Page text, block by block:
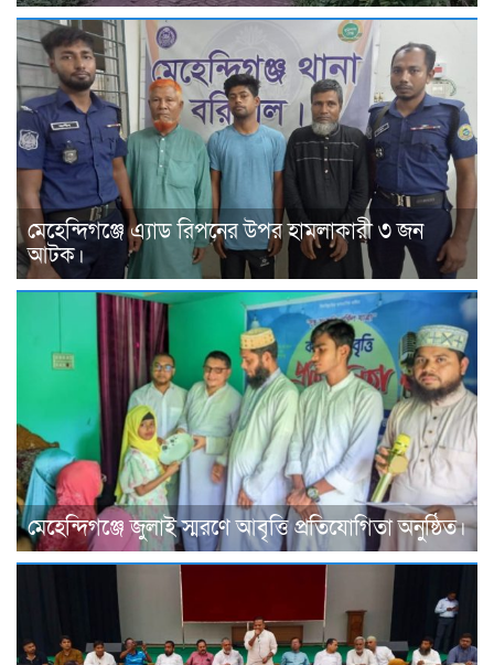
মেহেন্দিগঞ্জে এ্যাড রিপনের উপর হামলাকারী ৩ জন
আটক।
মেহেন্দিগঞ্জে জুলাই স্মরণে আবৃত্তি প্রতিযোগিতা অনুষ্ঠিত।